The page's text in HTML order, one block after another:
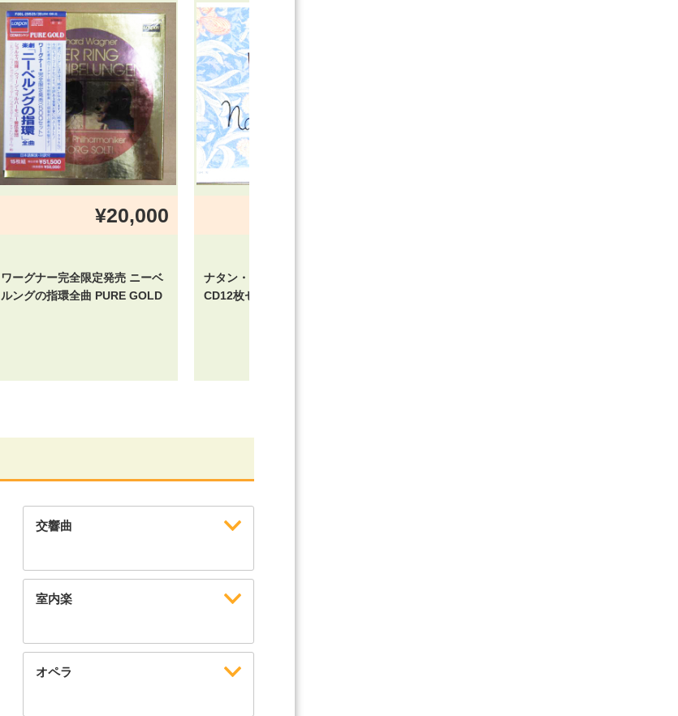
¥20,000
ワーグナー完全限定発売 ニーベ
ルングの指環全曲 PURE GOLD
ナタン・ミルシテインの芸術
CD12枚セット
交響曲
室内楽
オペラ